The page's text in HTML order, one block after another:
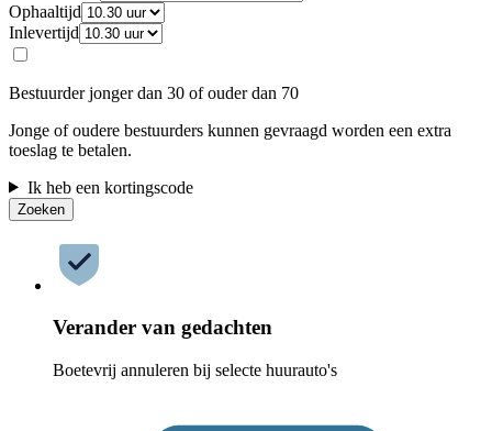
Ophaaltijd
Inlevertijd
Bestuurder jonger dan 30 of ouder dan 70
Jonge of oudere bestuurders kunnen gevraagd worden een extra
toeslag te betalen.
Ik heb een kortingscode
Zoeken
Verander van gedachten
Boetevrij annuleren bij selecte huurauto's